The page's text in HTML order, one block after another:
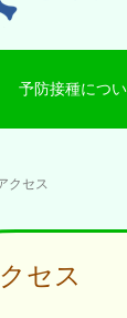
予防接種につ
クセス
セス